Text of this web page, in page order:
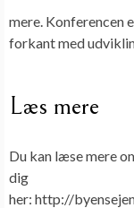
mere. Konferencen
forkant med
Læs mere
Du kan læse mere
dig
her: http://